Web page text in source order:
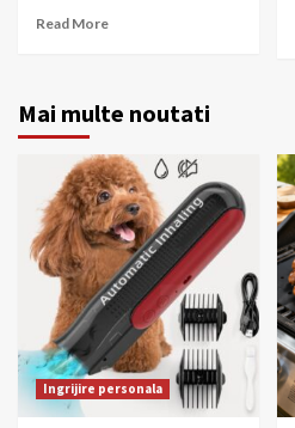
Read More
Mai multe noutati
Ingrijire personala